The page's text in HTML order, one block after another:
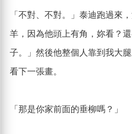
「不對、不對。」泰迪跑過來
羊，因為他頭上有角，妳看？
子。」然後他整個人靠到我大
看下一張畫。
「那是你家前面的垂柳嗎？」